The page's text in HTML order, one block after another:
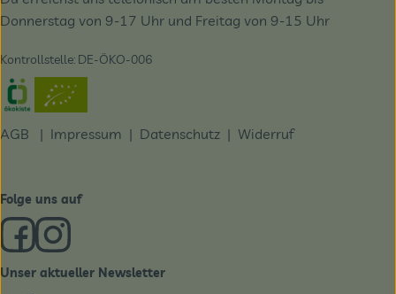
Donnerstag von 9-17 Uhr und Freitag von 9-15 Uhr
Kontrollstelle: DE-ÖKO-006
Externer Link zu https://www.oekokiste.de/
AGB | Impressum | Datenschutz | Widerruf
Folge uns auf
Externer Link zu https://www.facebook.com/derBiobote/
Externer Link zu https://www.instagram.com/
Unser aktueller Newsletter